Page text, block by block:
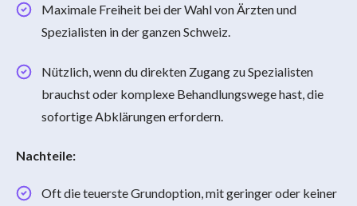
Maximale Freiheit bei der Wahl von Ärzten und
Spezialisten in der ganzen Schweiz.
Nützlich, wenn du direkten Zugang zu Spezialisten
brauchst oder komplexe Behandlungswege hast, die
sofortige Abklärungen erfordern.
Nachteile:
Oft die teuerste Grundoption, mit geringer oder keiner